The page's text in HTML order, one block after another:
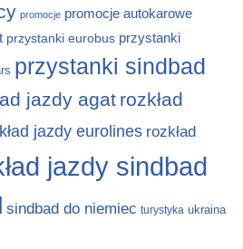
promocje promocje autokarowe
przystanki eurobus przystanki
przystanki sindbad
jazdy agat rozkład
jazdy eurolines rozkład
jazdy sindbad
sindbad do niemiec turystyka ukraina